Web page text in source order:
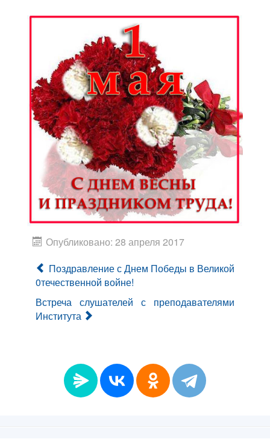
Опубликовано: 28 апреля 2017
Поздравление с Днем Победы в Великой
0течественной войне!
Встреча слушателей с преподавателями
Института